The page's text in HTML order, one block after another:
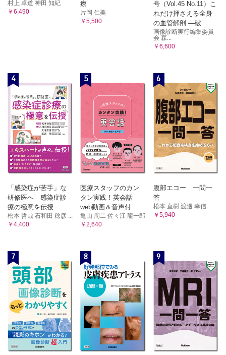
村上 卓道 神田 知紀
￥6,490
療
片岡 仁美
￥5,500
号（Vol.45 No.11）こ
れだけ押さえる全身
の血管解剖 ―破...
画像診断実行編集委員
会 森...
￥6,600
4
「感染症が苦手」な
研修医へ 感染症診
療の極意を伝授
松本 哲哉 石和田 稔彦 ...
￥4,400
5
医療スタッフのカン
タン実践！英会話
web動画＆音声付
亀山 周二 佐々江 龍一郎
￥2,640
6
腹部エコー 一問一
答
松本 直樹 渡邊 幸信
￥5,940
7 8 9